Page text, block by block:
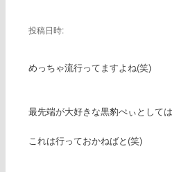
投稿日時:
めっちゃ流行ってますよね(笑)
最先端が大好きな黒豹ぺぃとしては
これは行っておかねばと(笑)